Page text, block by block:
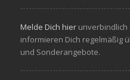
Melde Dich hierunverbindlich
informieren Dich regelmäßig
und Sonderangebote.